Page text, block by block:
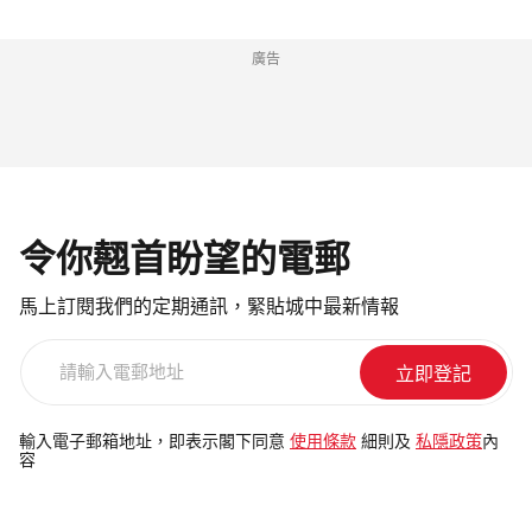
廣告
令你翹首盼望的電郵
馬上訂閱我們的定期通訊，緊貼城中最新情報
電
郵
輸入電子郵箱地址，即表示閣下同意 使用條款 細則及 私隱政策 內
容